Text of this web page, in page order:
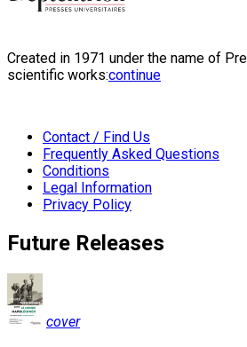
Created in 1971 under the name of
scientific works:continue
Contact / Find Us
Frequently Asked Questions
Conditions
Legal Information
Privacy Policy
Future Releases
cover